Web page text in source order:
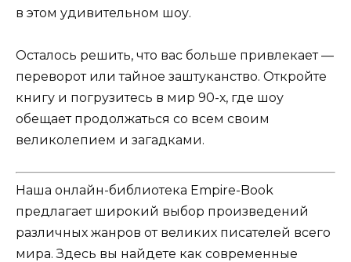
в этом удивительном шоу.
Осталось решить, что вас больше привлекает —
переворот или тайное заштуканство. Откройте
книгу и погрузитесь в мир 90-х, где шоу
обещает продолжаться со всем своим
великолепием и загадками.
Наша онлайн-библиотека Empire-Book
предлагает широкий выбор произведений
различных жанров от великих писателей всего
мира. Здесь вы найдете как современные